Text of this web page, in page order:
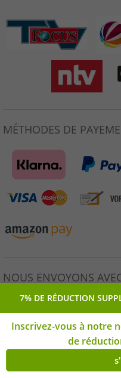
MÉTHODES DE
NOUS ENVOYONS
Tous les prix incluent la
le fabricant. | © Droits
droits réservés. |
7% DE RÉDUCTION
Inscrivez-vous à notre
de